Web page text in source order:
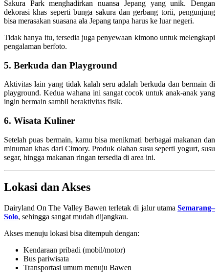
Sakura Park menghadirkan nuansa Jepang yang unik. Dengan
dekorasi khas seperti bunga sakura dan gerbang torii, pengunjung
bisa merasakan suasana ala Jepang tanpa harus ke luar negeri.
Tidak hanya itu, tersedia juga penyewaan kimono untuk melengkapi
pengalaman berfoto.
5. Berkuda dan Playground
Aktivitas lain yang tidak kalah seru adalah berkuda dan bermain di
playground. Kedua wahana ini sangat cocok untuk anak-anak yang
ingin bermain sambil beraktivitas fisik.
6. Wisata Kuliner
Setelah puas bermain, kamu bisa menikmati berbagai makanan dan
minuman khas dari Cimory. Produk olahan susu seperti yogurt, susu
segar, hingga makanan ringan tersedia di area ini.
Lokasi dan Akses
Dairyland On The Valley Bawen terletak di jalur utamaSemarang–
Solo, sehingga sangat mudah dijangkau.
Akses menuju lokasi bisa ditempuh dengan:
Kendaraan pribadi (mobil/motor)
Bus pariwisata
Transportasi umum menuju Bawen